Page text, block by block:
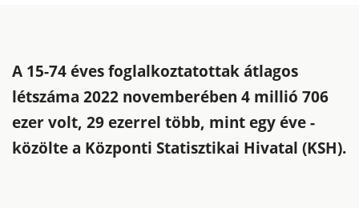
A 15-74 éves foglalkoztatottak átlagos
létszáma 2022 novemberében 4 millió 706
ezer volt, 29 ezerrel több, mint egy éve -
közölte a Központi Statisztikai Hivatal (KSH).